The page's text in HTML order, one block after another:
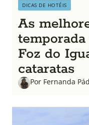
DICAS DE HOTÉIS
As
Foz do
cataratas
Por Fernanda